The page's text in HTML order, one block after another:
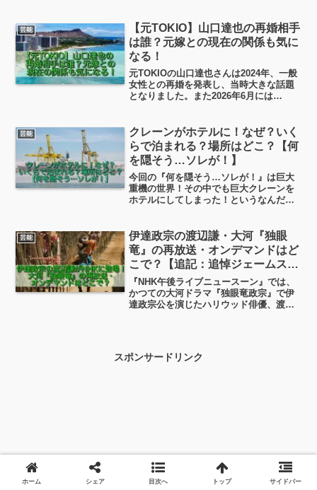
ツ一丁の芸を始めた理由・海外での活躍
などなどを、ちょっと見ていきたいと思
います。
芸能
【元TOKIO】山口達也の再婚相手
は誰？元嫁との現在の関係も気に
なる！
元TOKIOの山口達也さんは2024年、一般
女性との再婚を発表し、当時大きな話題
となりました。また2026年6月には
記事では、山口達也さんの再婚相手や馴
れ初め、そして元妻との現在の素敵な関
係についてまとめていきます。
芸能
クレーンがホテルに！なぜ？いく
らで泊まれる？場所はどこ？【何
を隠そう…ソレが！】
今回の『何を隠そう…ソレが！』は巨大
重機の世界！その中でも巨大クレーンを
ホテルにしてしまった！というなんだソ
にしたのか？場所はどこ？いくらで泊ま
れるの？というあたりについて、ちょっ
と調べてみました！
芸能
伊達政宗の渡辺謙・大河『独眼
竜』の再放送・オンデマンドはど
こで？【追記：追悼ジェームス三
木】
『NHK午後ライブニュースーン』では、
かつての大河ドラマ『独眼竜政宗』で伊
達政宗公を演じたハリウッド俳優、渡辺
スポンサードリンク
ホーム シェア 目次へ トップ サイドバー